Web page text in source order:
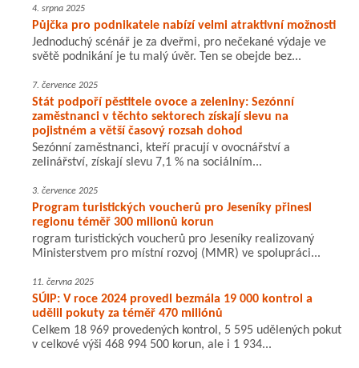
4. srpna 2025
Půjčka pro podnikatele nabízí velmi atraktivní možnosti
Jednoduchý scénář je za dveřmi, pro nečekané výdaje ve
světě podnikání je tu malý úvěr. Ten se obejde bez...
7. července 2025
Stát podpoří pěstitele ovoce a zeleniny: Sezónní
zaměstnanci v těchto sektorech získají slevu na
pojistném a větší časový rozsah dohod
Sezónní zaměstnanci, kteří pracují v ovocnářství a
zelinářství, získají slevu 7,1 % na sociálním...
3. července 2025
Program turistických voucherů pro Jeseníky přinesl
regionu téměř 300 milionů korun
rogram turistických voucherů pro Jeseníky realizovaný
Ministerstvem pro místní rozvoj (MMR) ve spolupráci...
11. června 2025
SÚIP: V roce 2024 provedl bezmála 19 000 kontrol a
udělil pokuty za téměř 470 miliónů
Celkem 18 969 provedených kontrol, 5 595 udělených pokut
v celkové výši 468 994 500 korun, ale i 1 934...